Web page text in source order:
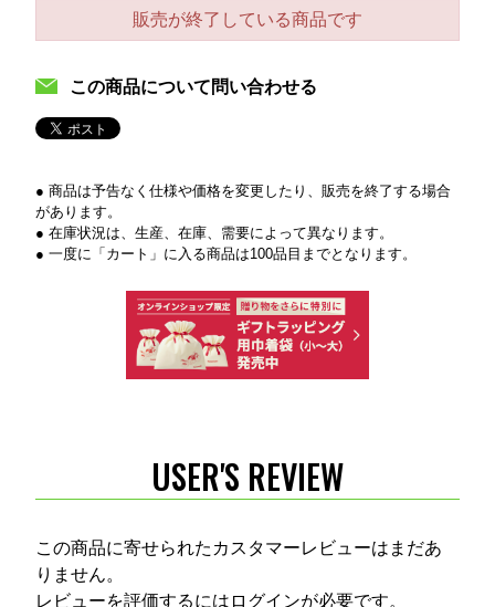
販売が終了している商品です
この商品について問い合わせる
● 商品は予告なく仕様や価格を変更したり、販売を終了する場合
があります。
● 在庫状況は、生産、在庫、需要によって異なります。
● 一度に「カート」に入る商品は100品目までとなります。
USER'S REVIEW
この商品に寄せられたカスタマーレビューはまだあ
りません。
レビューを評価するには ログインが必要です。